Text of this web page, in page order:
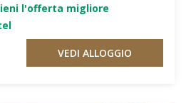
l'offerta migliore
VEDI ALLOGGIO